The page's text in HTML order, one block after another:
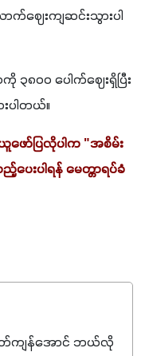
က်ဈေးကျဆင်းသွားပါ
၈၀၀ ပေါက်ဈေးရှိပြီး
ပါတယ်။
ယူဖော်ပြလိုပါက "အစိမ်း
ေးပါရန် မေတ္တာရပ်ခံ
ြတ်ကျန်အောင် ဘယ်လို